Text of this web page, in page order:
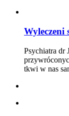
Wyleczeni
Psychiatra dr
tkwi w nas